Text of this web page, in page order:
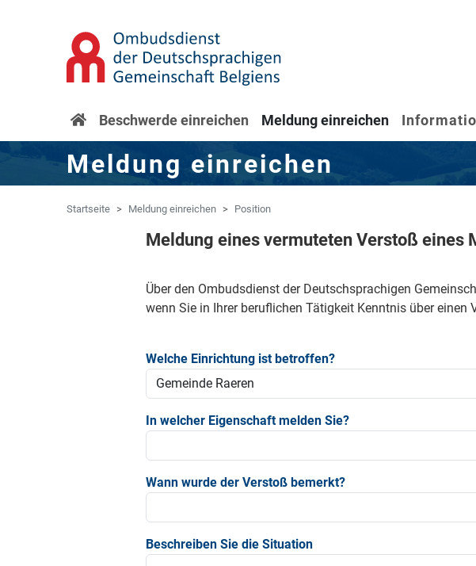
Zur Navigation springen
Startseite
Beschwerde einreichen Meldung einreichen
Meldung einreichen
Startseite Meldung einreichen Position
Meldung eines vermuteten Verstoß eines
Über den Ombudsdienst der Deutschsprachigen
wenn Sie in Ihrer beruflichen Tätigkeit Kenntnis über einen
Welche Einrichtung ist betroffen?
In welcher Eigenschaft melden Sie?
Wann wurde der Verstoß bemerkt?
Beschreiben Sie die Situation